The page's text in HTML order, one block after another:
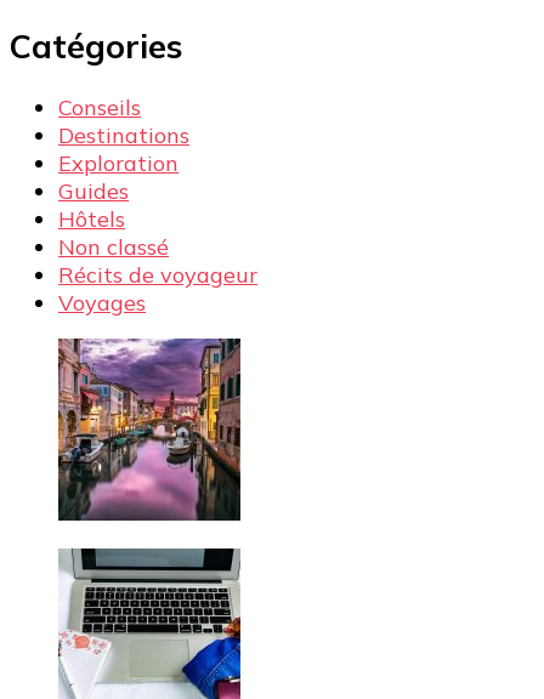
Catégories
Conseils
Destinations
Exploration
Guides
Hôtels
Non classé
Récits de voyageur
Voyages